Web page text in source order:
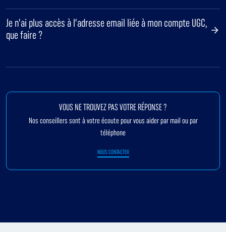
Je n’ai plus accès à l’adresse email liée à mon compte UGC,
que faire ?
VOUS NE TROUVEZ PAS VOTRE RÉPONSE ?
Nos conseillers sont à votre écoute pour vous aider par mail ou par
téléphone
NOUS CONTACTER